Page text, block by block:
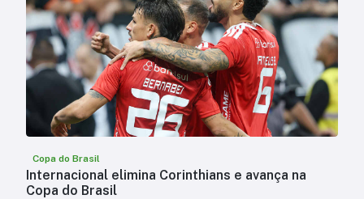
Copa do Brasil
Internacional elimina Corinthians e avança na
Copa do Brasil